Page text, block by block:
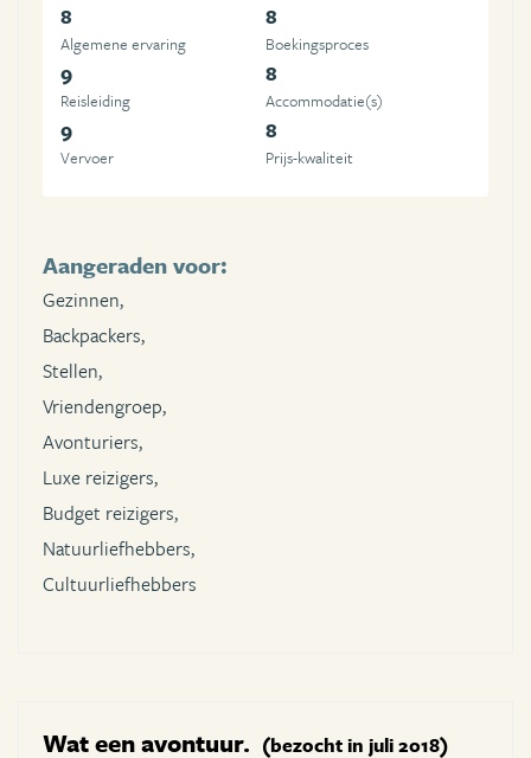
8
Algemene ervaring
8
Boekingsproces
9
Reisleiding
8
Accommodatie(s)
9
Vervoer
8
Prijs-kwaliteit
Aangeraden voor:
Gezinnen,
Backpackers,
Stellen,
Vriendengroep,
Avonturiers,
Luxe reizigers,
Budget reizigers,
Natuurliefhebbers,
Cultuurliefhebbers
Wat een avontuur. (bezocht in juli 2018)